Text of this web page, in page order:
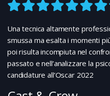
Una tecnica altamente
smussa ma esalta i momenti
poi risulta incompiuta nel
passato e nell’analizzare la
candidature all’Oscar 2022